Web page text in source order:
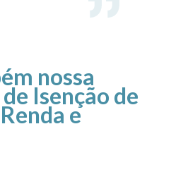
nossa
Isenção de
e